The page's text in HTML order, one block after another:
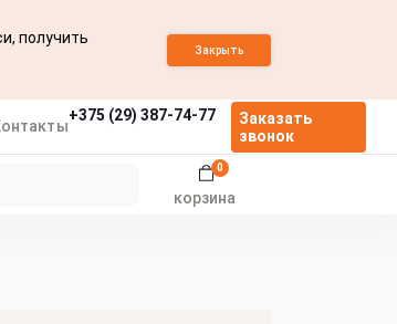
получить
Закрыть
+375 (29) 387-74-77
Заказать
звонок
корзина
0